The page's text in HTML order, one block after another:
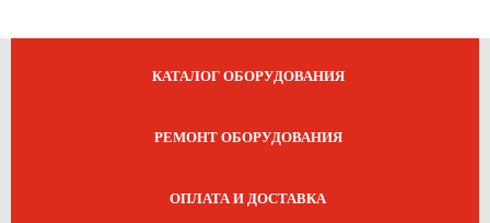
КАТАЛОГ ОБОРУДОВАНИЯ
РЕМОНТ ОБОРУДОВАНИЯ
ОПЛАТА И ДОСТАВКА